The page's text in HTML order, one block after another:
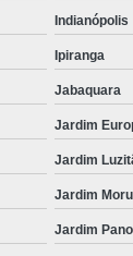
Indianópolis
Ipiranga
Jabaquara
Jardim
Jardim
Jardim
Jardim